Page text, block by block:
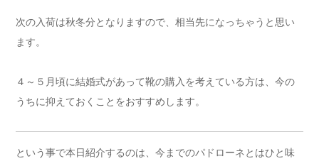
次の入荷は秋冬分となりますので、相当先になっちゃうと思い
ます。
４～５月頃に結婚式があって靴の購入を考えている方は、今の
うちに抑えておくことをおすすめします。
という事で本日紹介するのは、今までのパドローネとはひと味